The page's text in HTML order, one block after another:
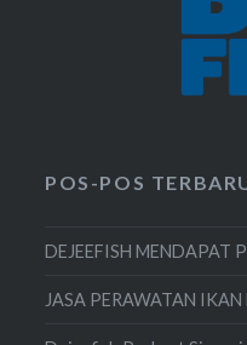
POS-POS
DEJEEFISH MENDAPAT
JASA PERAWATAN IKAN